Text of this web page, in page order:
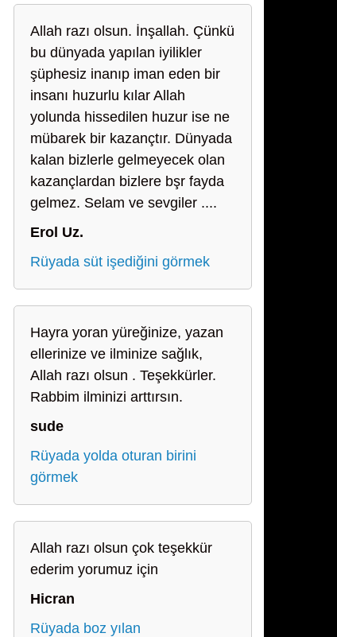
Allah razı olsun. İnşallah. Çünkü
bu dünyada yapılan iyilikler
şüphesiz inanıp iman eden bir
insanı huzurlu kılar Allah
yolunda hissedilen huzur ise ne
mübarek bir kazançtır. Dünyada
kalan bizlerle gelmeyecek olan
kazançlardan bizlere bşr fayda
gelmez. Selam ve sevgiler ....
Erol Uz.
Rüyada süt işediğini görmek
Hayra yoran yüreğinize, yazan
ellerinize ve ilminize sağlık,
Allah razı olsun . Teşekkürler.
Rabbim ilminizi arttırsın.
sude
Rüyada yolda oturan birini
görmek
Allah razı olsun çok teşekkür
ederim yorumuz için
Hicran
Rüyada boz yılan